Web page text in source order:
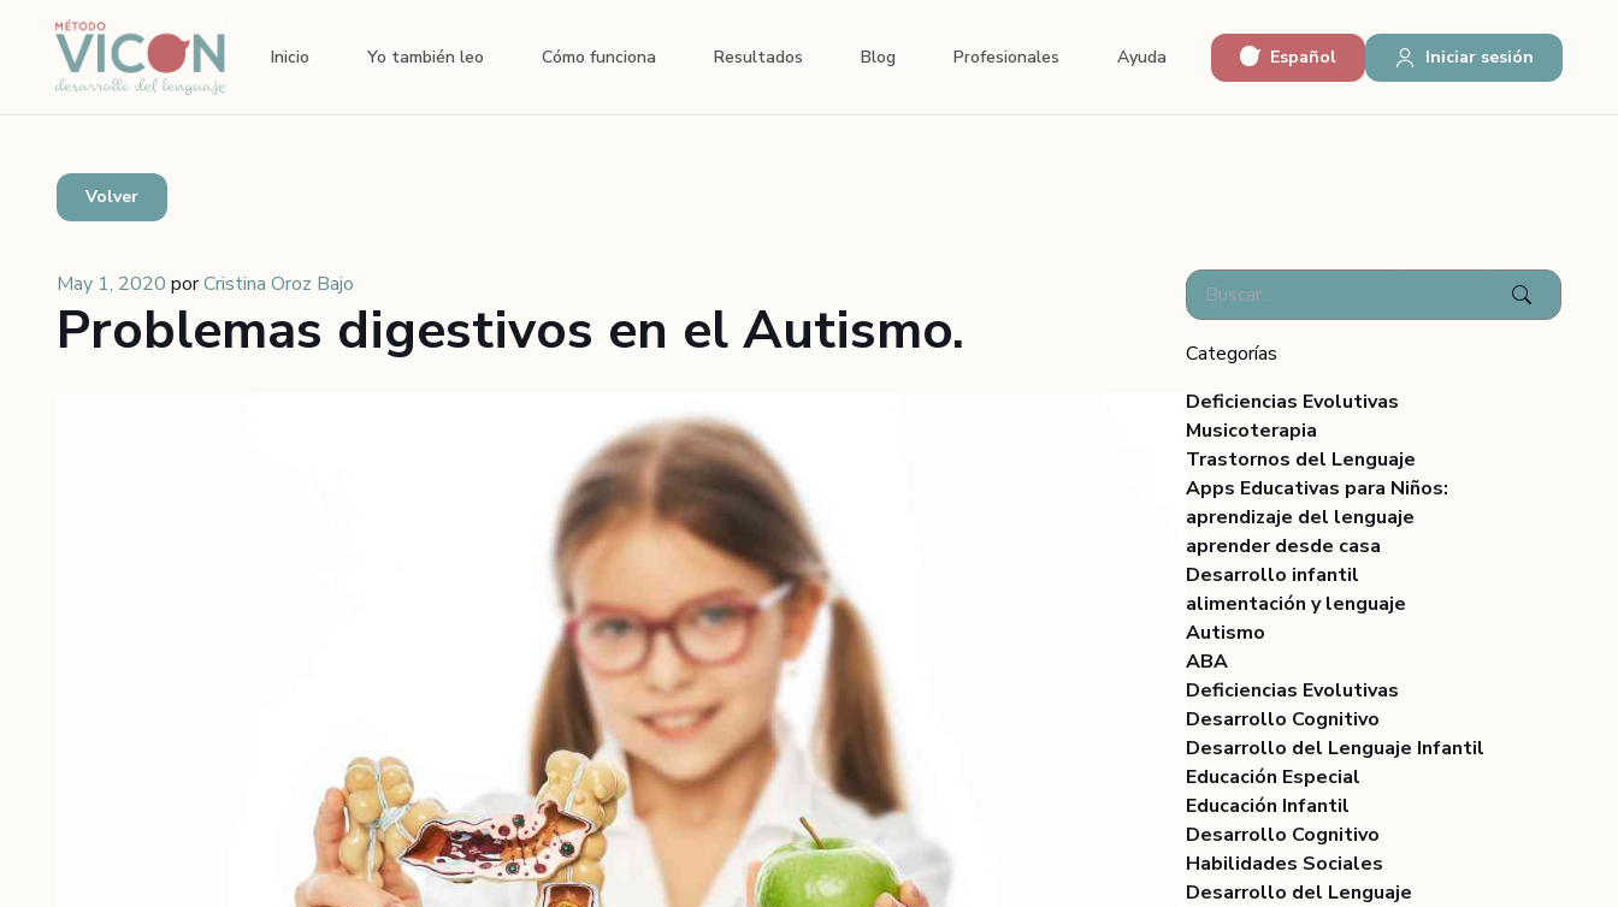
Inicio Yo también leo Cómo funciona Resultados Blog Profesionales Ayuda Español Iniciar sesión
Volver
May 1, 2020 porCristina Oroz Bajo
Problemas digestivos en el Autismo.
Categorías
Deficiencias Evolutivas
Musicoterapia
Trastornos del Lenguaje
Apps Educativas para Niños:
aprendizaje del lenguaje
aprender desde casa
Desarrollo infantil
alimentación y lenguaje
Autismo
ABA
Deficiencias Evolutivas
Desarrollo Cognitivo
Desarrollo del Lenguaje Infantil
Educación Especial
Educación Infantil
Desarrollo Cognitivo
Habilidades Sociales
Desarrollo del Lenguaje